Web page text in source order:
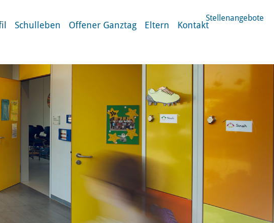
Schulleben Offener Ganztag Eltern Kontakt
Stellenangebote